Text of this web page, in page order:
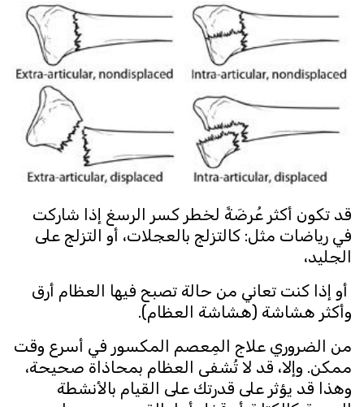
قد تكون أكثر عُرضَةً لخطر كسر الرسغ إذا شاركت
في رياضات مثل: كالتزلج بالعجلات، أو التزلج على
الجليد،
أو إذا كنت تعاني من حالة تصبح فيها العظام أرق
وأكثر هشاشة (هشاشة العظام).
من الضروري علاج المِعصم المكسور في أسرع وقت
ممكن. وإلا، قد لا تُشفى العظام بمحاذاة صحيحة،
وهذا قد يؤثر على قدرتك على القيام بالأنشطة